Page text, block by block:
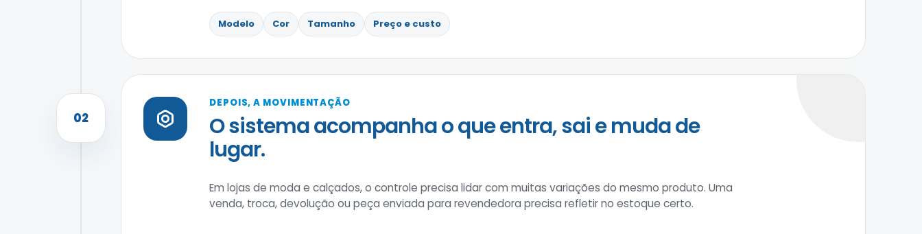
Modelo Cor Tamanho Preço e custo
02
DEPOIS, A MOVIMENTAÇÃO
O sistema acompanha o que entra, sai e muda de
lugar.
Em lojas de moda e calçados, o controle precisa lidar com muitas variações do mesmo produto. Uma
venda, troca, devolução ou peça enviada para revendedora precisa refletir no estoque certo.